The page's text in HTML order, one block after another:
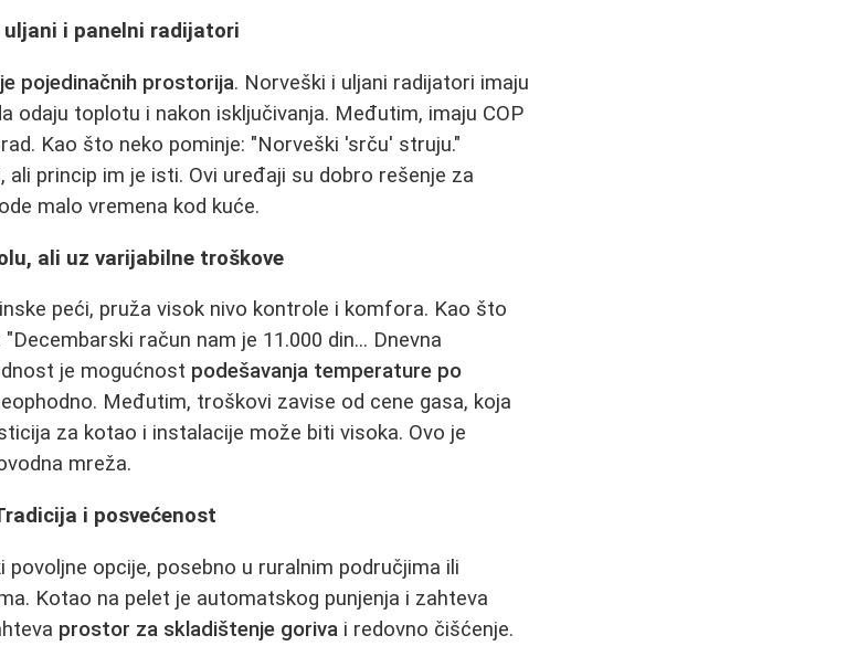
i panelni radijatori
pojedinačnih prostorija. Norveški i uljani radijatori imaju
odaju toplotu i nakon isključivanja. Međutim, imaju COP
Kao što neko pominje: "Norveški 'srču' struju."
princip im je isti. Ovi uređaji su dobro rešenje za
malo vremena kod kuće.
ali uz varijabilne troškove
peći, pruža visok nivo kontrole i komfora. Kao što
račun nam je 11.000 din... Dnevna
je mogućnost podešavanja temperature po
Međutim, troškovi zavise od cene gasa, koja
za kotao i instalacije može biti visoka. Ovo je
mreža.
i posvećenost
opcije, posebno u ruralnim područjima ili
Kotao na pelet je automatskog punjenja i zahteva
prostor za skladištenje goriva i redovno čišćenje.